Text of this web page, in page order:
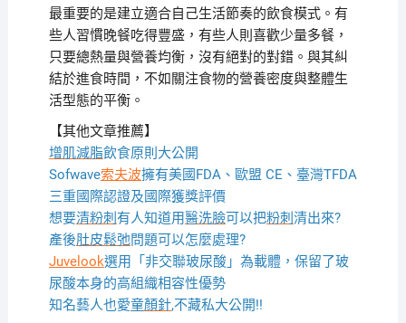
最重要的是建立適合自己生活節奏的飲食模式。有
些人習慣晚餐吃得豐盛，有些人則喜歡少量多餐，
只要總熱量與營養均衡，沒有絕對的對錯。與其糾
結於進食時間，不如關注食物的營養密度與整體生
活型態的平衡。
【其他文章推薦】
增肌減脂飲食原則大公開
Sofwave索夫波擁有美國FDA、歐盟 CE、臺灣TFDA
三重國際認證及國際獲獎評價
想要清粉刺 有人知道用醫洗臉可以把粉刺 清出來?
產後肚皮鬆弛問題可以怎麼處理?
Juvelook選用「非交聯玻尿酸」為載體，保留了玻
尿酸本身的高組織相容性優勢
知名藝人也愛童顏針,不藏私大公開!!